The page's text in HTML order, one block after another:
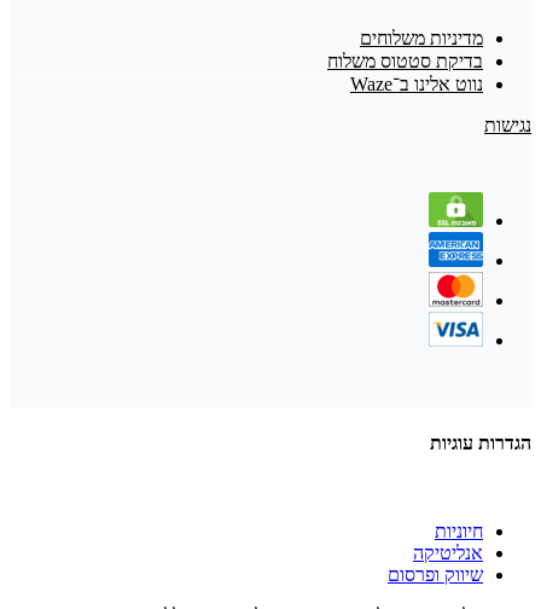
מדיניות משלוחים
בדיקת סטטוס משלוח
נווט אלינו ב־Waze
נגישות
הגדרות עוגיות
חיוניות
אנליטיקה
שיווק ופרסום